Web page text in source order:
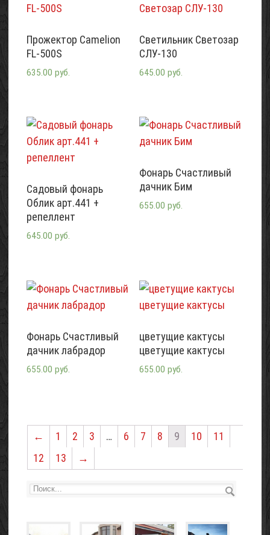
Прожектор Camelion
FL-500S
635.00 руб.
Светильник Светозар
СЛУ-130
645.00 руб.
Садовый фонарь
Облик арт.441 +
репеллент
645.00 руб.
Фонарь Счастливый
дачник Бим
655.00 руб.
Фонарь Счастливый
дачник лабрадор
655.00 руб.
цветущие кактусы
цветущие кактусы
655.00 руб.
← 1 2 3 … 6 7 8 9 10
11
12
13 →